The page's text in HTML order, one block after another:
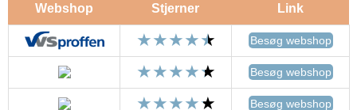
Webshop Stjerner Link
Besøg webshop
Besøg webshop
Besøg webshop